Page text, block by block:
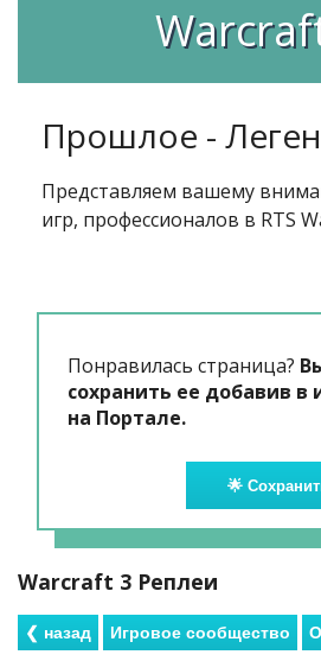
Прошлое -
Представляем вашему
игр, профессионалов в RTS
Понравилась страница?
сохранить ее добавив в
на Портале.
🌟
Warcraft 3 Реплеи